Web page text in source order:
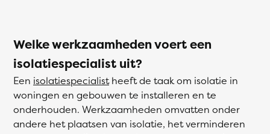
Welke werkzaamheden voert een
isolatiespecialist uit?
Een isolatiespecialistheeft de taak om isolatie in
woningen en gebouwen te installeren en te
onderhouden. Werkzaamheden omvatten onder
andere het plaatsen van isolatie, het verminderen